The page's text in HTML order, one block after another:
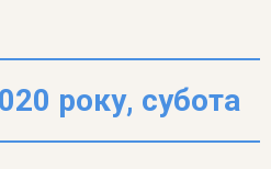
року, субота